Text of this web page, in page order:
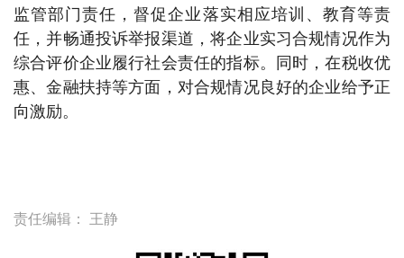
监管部门责任，督促企业落实相应培训、教育等责
任，并畅通投诉举报渠道，将企业实习合规情况作为
综合评价企业履行社会责任的指标。同时，在税收优
惠、金融扶持等方面，对合规情况良好的企业给予正
向激励。
责任编辑： 王静